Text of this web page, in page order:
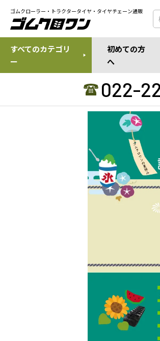
ゴムクローラー・トラクタータイヤ・タイヤチェーン通販
すべてのカテゴリ
ー
初めての方
へ
022-